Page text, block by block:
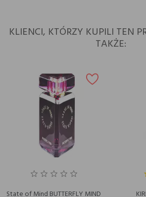
KLIENCI, KTÓRZY KUPILI TEN
TAKŻE:
State of Mind BUTTERFLY MIND